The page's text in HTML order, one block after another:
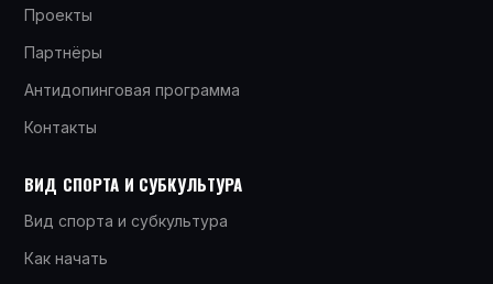
Проекты
Партнёры
Антидопинговая программа
Контакты
ВИД СПОРТА И СУБКУЛЬТУРА
Вид спорта и субкультура
Как начать